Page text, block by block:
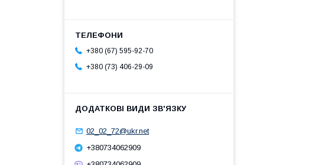
+380 (67) 595-92-70
+380 (73) 406-29-09
02_02_72@ukr.net
+380734062909